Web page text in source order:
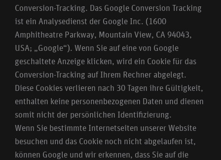
Conversion-Tracking. Das Google Conversion Tracking
ist ein Analysedienst der Google Inc. (1600
Amphitheatre Parkway, Mountain View, CA 94043,
USA; „Google“). Wenn Sie auf eine von Google
geschaltete Anzeige klicken, wird ein Cookie für das
Conversion-Tracking auf Ihrem Rechner abgelegt.
Diese Cookies verlieren nach 30 Tagen ihre Gültigkeit,
enthalten keine personenbezogenen Daten und dienen
somit nicht der persönlichen Identifizierung.
Wenn Sie bestimmte Internetseiten unserer Website
besuchen und das Cookie noch nicht abgelaufen ist,
können Google und wir erkennen, dass Sie auf die